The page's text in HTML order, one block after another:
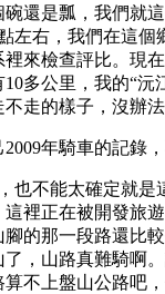
還是瓢，我們就
左右，我們在這
來檢查評比。現
多公里，我的“
走的樣子，沒辦
年騎車的記錄
也不能太確定就
裡正在被開發旅
的那一段路還比
，山路真難騎啊
不上盤山公路吧